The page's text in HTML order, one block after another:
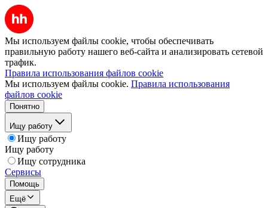
Мы используем файлы cookie, чтобы обеспечивать
правильную работу нашего веб-сайта и анализировать сетевой
трафик.
Правила использования файлов cookie
Мы используем файлы cookie. Правила использования
файлов cookie
Понятно
Ищу работу
Ищу работу
Ищу работу
Ищу сотрудника
Сервисы
Помощь
Ещё